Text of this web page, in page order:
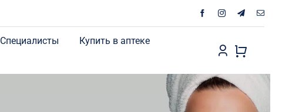
Специалисты
Купить в аптеке